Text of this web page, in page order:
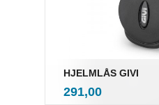
HJELMLÅS GIVI
Pris
291,00mva.